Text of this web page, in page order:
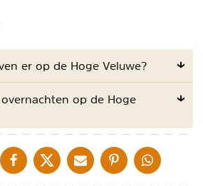
er op de Hoge Veluwe?
op de Hoge
DELEN OP FACEBOOK
DELEN OP XDELEN VIA DE MAIL
DELEN OP PINTEREST
DELEN OP